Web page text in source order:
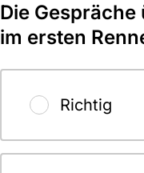
Die
im ersten
Richtig